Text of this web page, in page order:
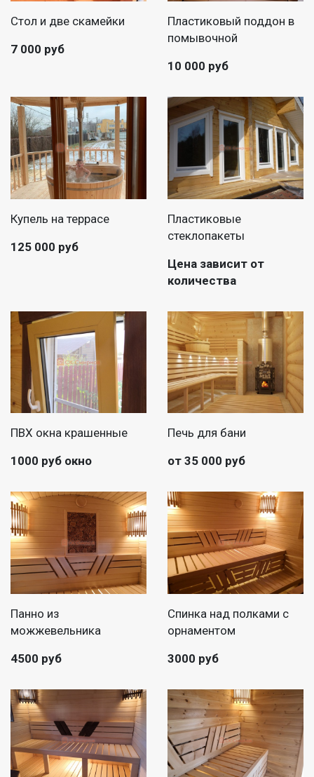
Стол и две скамейки
7 000 руб
Пластиковый поддон в
помывочной
10 000 руб
Купель на террасе
125 000 руб
Пластиковые
стеклопакеты
Цена зависит от
количества
ПВХ окна крашенные
1000 руб окно
Печь для бани
от 35 000 руб
Панно из
можжевельника
4500 руб
Спинка над полками с
орнаментом
3000 руб